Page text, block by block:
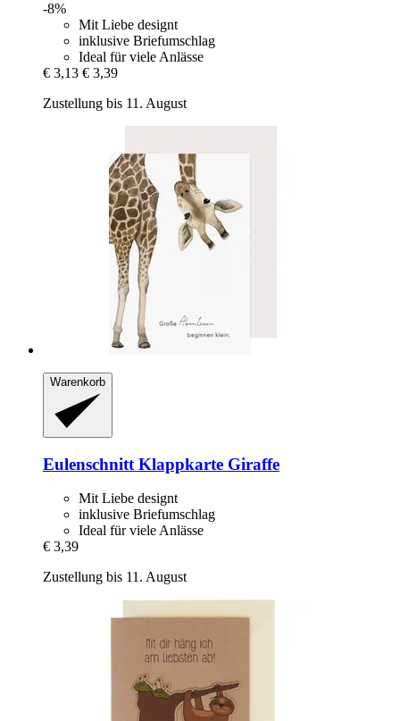
-8%
Mit Liebe designt
inklusive Briefumschlag
Ideal für viele Anlässe
€ 3,13 € 3,39
Zustellung bis 11. August
Warenkorb
Eulenschnitt Klappkarte Giraffe
Mit Liebe designt
inklusive Briefumschlag
Ideal für viele Anlässe
€ 3,39
Zustellung bis 11. August